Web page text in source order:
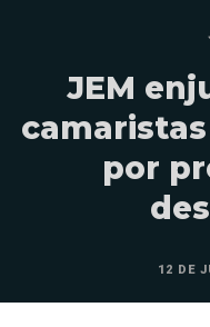
JEM
por
12 DE